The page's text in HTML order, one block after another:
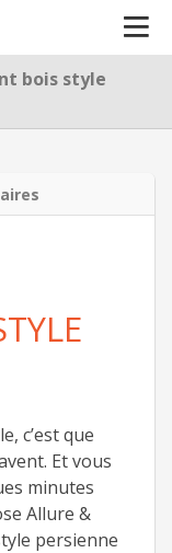
bois style
c’est que
Et vous
minutes
Allure &
persienne